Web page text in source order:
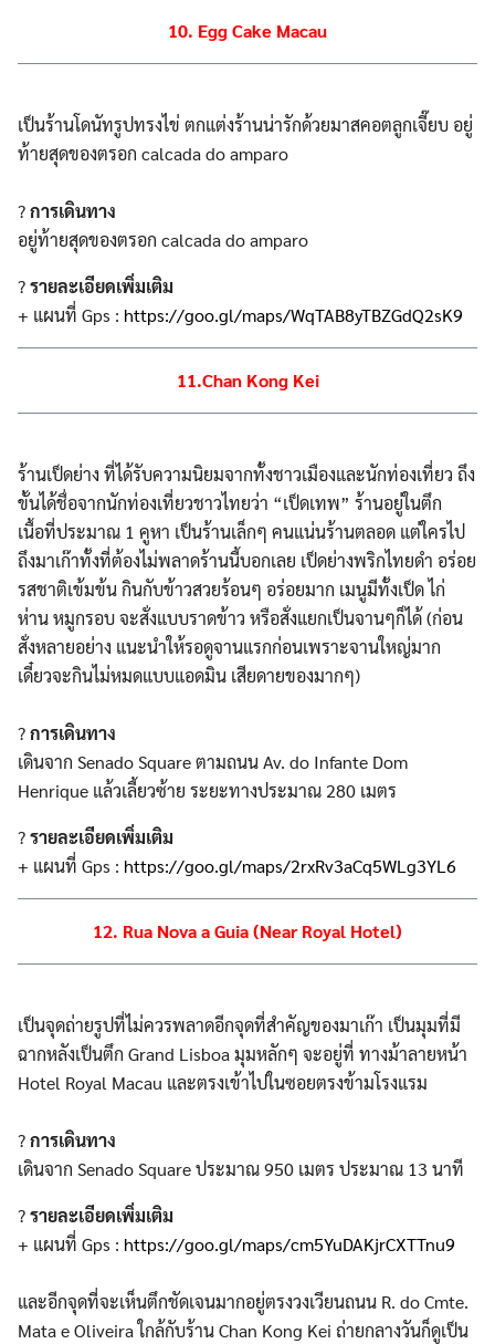
10. Egg Cake Macau
เป็นร้านโดนัทรูปทรงไข่ ตกแต่งร้านน่ารักด้วยมาสคอตลูกเจี๊ยบ อยู่
ท้ายสุดของตรอก calcada do amparo
?การเดินทาง
อยู่ท้ายสุดของตรอก calcada do amparo
?รายละเอียดเพิ่มเติม
+ แผนที่ Gps : https://goo.gl/maps/WqTAB8yTBZGdQ2sK9
11.Chan Kong Kei
ร้านเป็ดย่าง ที่ได้รับความนิยมจากทั้งชาวเมืองและนักท่องเที่ยว ถึง
ขั้นได้ชื่อจากนักท่องเที่ยวชาวไทยว่า “เป็ดเทพ” ร้านอยู่ในตึก
เนื้อที่ประมาณ 1 คูหา เป็นร้านเล็กๆ คนแน่นร้านตลอด แต่ใครไป
ถึงมาเก๊าทั้งที่ต้องไม่พลาดร้านนี้บอกเลย เป็ดย่างพริกไทยดำ อร่อย
รสชาติเข้มข้น กินกับข้าวสวยร้อนๆ อร่อยมาก เมนูมีทั้งเป็ด ไก่
ห่าน หมูกรอบ จะสั่งแบบราดข้าว หรือสั่งแยกเป็นจานๆก็ได้ (ก่อน
สั่งหลายอย่าง แนะนำให้รอดูจานแรกก่อนเพราะจานใหญ่มาก
เดี๋ยวจะกินไม่หมดแบบแอดมิน เสียดายของมากๆ)
?การเดินทาง
เดินจาก Senado Square ตามถนน Av. do Infante Dom
Henrique แล้วเลี้ยวซ้าย ระยะทางประมาณ 280 เมตร
?รายละเอียดเพิ่มเติม
+ แผนที่ Gps : https://goo.gl/maps/2rxRv3aCq5WLg3YL6
12. Rua Nova a Guia (Near Royal Hotel)
เป็นจุดถ่ายรูปที่ไม่ควรพลาดอีกจุดที่สำคัญของมาเก๊า เป็นมุมที่มี
ฉากหลังเป็นตึก Grand Lisboa มุมหลักๆ จะอยู่ที่ ทางม้าลายหน้า
Hotel Royal Macau และตรงเข้าไปในซอยตรงข้ามโรงแรม
?การเดินทาง
เดินจาก Senado Square ประมาณ 950 เมตร ประมาณ 13 นาที
?รายละเอียดเพิ่มเติม
+ แผนที่ Gps : https://goo.gl/maps/cm5YuDAKjrCXTTnu9
และอีกจุดที่จะเห็นตึกชัดเจนมากอยู่ตรงวงเวียนถนน R. do Cmte.
Mata e Oliveira ใกล้กับร้าน Chan Kong Kei ถ่ายกลางวันก็ดูเป็น